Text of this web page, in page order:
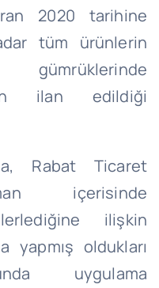
2020 tarihine
tüm ürünlerin
ilan edildiği
Rabat Ticaret
içerisinde
ilişkin
yapmış oldukları
uygulama